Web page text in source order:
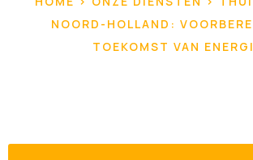
NOORD-HOLLAND:
TOEKOMST VAN